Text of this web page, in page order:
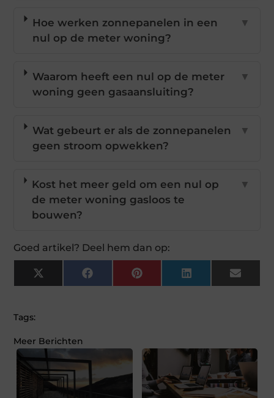
Hoe werken zonnepanelen in een
nul op de meter woning?
▼
Waarom heeft een nul op de meter
woning geen gasaansluiting?
▼
Wat gebeurt er als de zonnepanelen
geen stroom opwekken?
▼
Kost het meer geld om een nul op
de meter woning gasloos te
bouwen?
▼
Goed artikel? Deel hem dan op:
X
(Twitter)
FacebookPinterestLinkedInEmail
Tags:
Meer Berichten